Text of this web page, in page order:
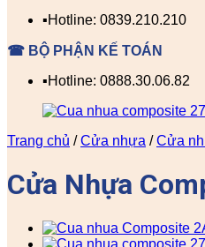
▪️Hotline: 0839.210.210
☎ BỘ PHẬN KẾ TOÁN
▪️Hotline: 0888.30.06.82
Trang chủ / Cửa nhựa / Cửa
Cửa Nhựa